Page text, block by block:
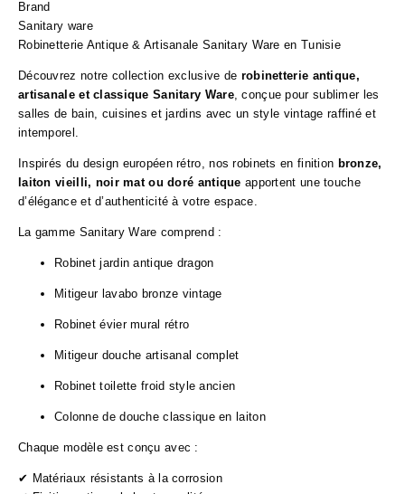
Brand
Sanitary ware
Robinetterie Antique & Artisanale Sanitary Ware en Tunisie
Découvrez notre collection exclusive de robinetterie antique,
artisanale et classique Sanitary Ware, conçue pour sublimer les
salles de bain, cuisines et jardins avec un style vintage raffiné et
intemporel.
Inspirés du design européen rétro, nos robinets en finition bronze,
laiton vieilli, noir mat ou doré antique apportent une touche
d’élégance et d’authenticité à votre espace.
La gamme Sanitary Ware comprend :
Robinet jardin antique dragon
Mitigeur lavabo bronze vintage
Robinet évier mural rétro
Mitigeur douche artisanal complet
Robinet toilette froid style ancien
Colonne de douche classique en laiton
Chaque modèle est conçu avec :
✔ Matériaux résistants à la corrosion